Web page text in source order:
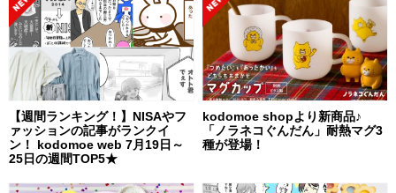
【週間ランキング！】NISAやフ
ァッションの記事がランクイ
ン！ kodomoe web 7月19日～
25日の週間TOP5★
kodomoe shopより新商品♪
「ノラネコぐんだん」耐熱マグ3
種が登場！